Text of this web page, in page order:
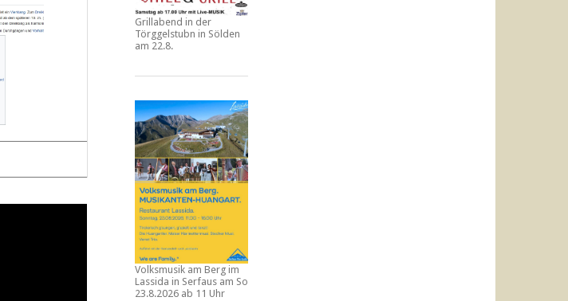
Grillabend in der
Törggelstubn in Sölden
am 22.8.
Volksmusik am Berg im
Lassida in Serfaus am So
23.8.2026 ab 11 Uhr